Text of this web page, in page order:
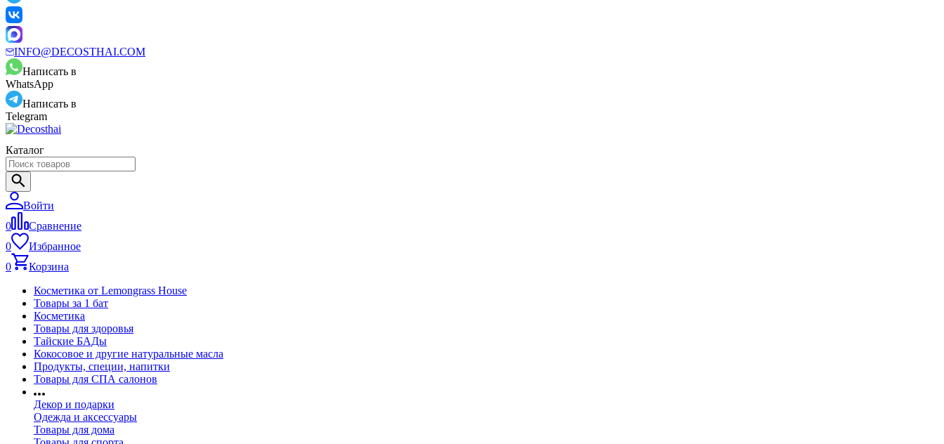
INFO@DECOSTHAI.COM
Написать в
WhatsApp
Написать в
Telegram
Каталог
Войти
0
Сравнение
0
Избранное
0
Корзина
Косметика от Lemongrass House
Товары за 1 бат
Косметика
Товары для здоровья
Тайские БАДы
Кокосовое и другие натуральные масла
Продукты, специи, напитки
Товары для СПА салонов
Декор и подарки
Одежда и аксессуары
Товары для дома